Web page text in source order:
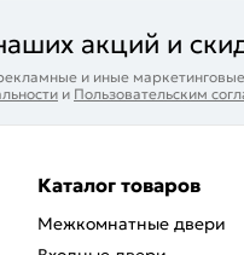
акций и
и иные
и Пользовательским
Каталог товаров
Межкомнатные двери